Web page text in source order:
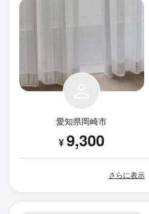
愛知県岡崎市
¥9,300
さらに表示